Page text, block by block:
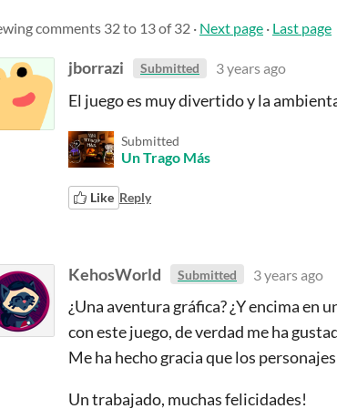
comments 32to 13of 32 · Next page · Last page
jborrazi Submitted 3 years ago
El juego es muy divertido y la
Submitted
Un Trago Más
Like Reply
KehosWorld Submitted 3 years ago
¿Una aventura gráfica? ¿Y encima en
con este juego, de verdad me ha
Me ha hecho gracia que los
Un trabajado, muchas felicidades!